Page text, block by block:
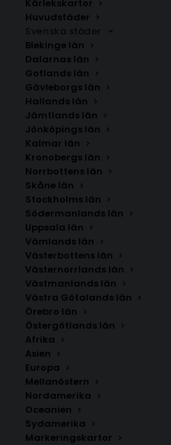
Kärlekskartor
Huvudstäder
Svenska städer
Blekinge län
Dalarnas län
Gotlands län
Gävleborgs län
Hallands län
Jämtlands län
Jönköpings län
Kalmar län
Kronobergs län
Norrbottens län
Skåne län
Stockholms län
Södermanlands län
Uppsala län
Vämlands län
Västerbottens län
Västernorrlands län
Västmanlands län
Västra Götalands län
Örebro län
Östergötlands län
Afrika
Asien
Europa
Mellanöstern
Nordamerika
Oceanien
Sydamerika
Markeringskartor
Villmanstrand / Lappeenranta
Storlek
Språk
350.00 kr